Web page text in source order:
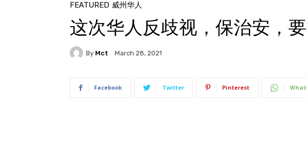
FEATURED 威州华人
这次华人反歧视，保治安，要
By Mct March 28, 2021
Facebook Twitter Pinterest